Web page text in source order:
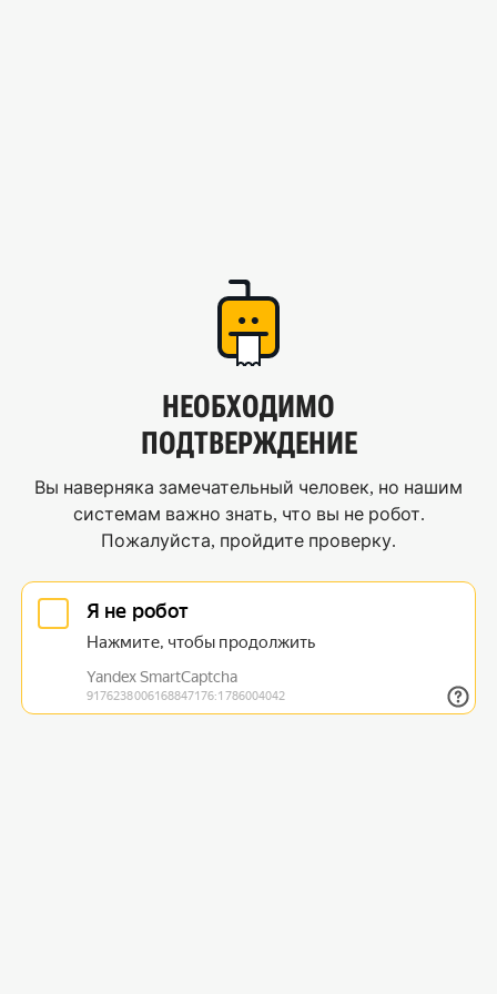
НЕОБХОДИМО
ПОДТВЕРЖДЕНИЕ
Вы наверняка замечательный человек, но нашим
системам важно знать, что вы не робот.
Пожалуйста, пройдите проверку.